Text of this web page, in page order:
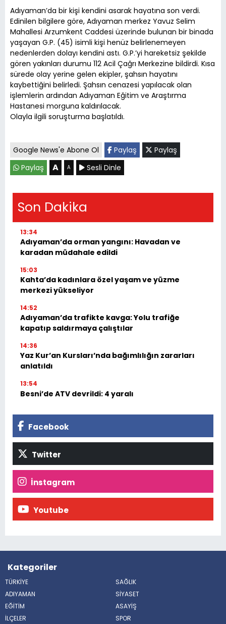
Adıyaman’da bir kişi kendini asarak hayatına son verdi.
Edinilen bilgilere göre, Adıyaman merkez Yavuz Selim
Mahallesi Arzumkent Caddesi üzerinde bulunan bir binada
yaşayan G.P. (45) isimli kişi henüz belirlenemeyen
nedenlerden dolayı kendini astı. G.P.’yi hareketsiz şekilde
gören yakınları durumu 112 Acil Çağrı Merkezine bildirdi. Kısa
sürede olay yerine gelen ekipler, şahsın hayatını
kaybettiğini belirledi. Şahsın cenazesi yapılacak olan
işlemlerin ardından Adıyaman Eğitim ve Araştırma
Hastanesi morguna kaldırılacak.
Olayla ilgili soruşturma başlatıldı.
Google News'e Abone Ol Paylaş
Paylaş
Paylaş
A A Sesli Dinle
Son Dakika
13:34
Adıyaman’da orman yangını: Havadan ve
karadan müdahale edildi
15:03
Kahta’da kadınlara özel yaşam ve yüzme
merkezi yükseliyor
14:52
Adıyaman’da trafikte kavga: Yolu trafiğe
kapatıp saldırmaya çalıştılar
14:36
Yaz Kur’an Kursları’nda bağımlılığın zararları
anlatıldı
13:54
Besni’de ATV devrildi: 4 yaralı
Facebook
Twitter
İnstagram
Youtube
Kategoriler
TÜRKİYE
SAĞLIK
ADIYAMAN
SİYASET
EĞİTİM
ASAYİŞ
İLÇELER
SPOR